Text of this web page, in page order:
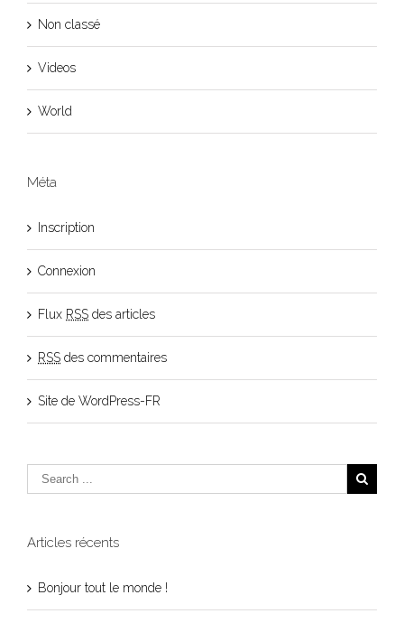
Non classé
Videos
World
Méta
Inscription
Connexion
Flux RSS des articles
RSS des commentaires
Site de WordPress-FR
Articles récents
Bonjour tout le monde !